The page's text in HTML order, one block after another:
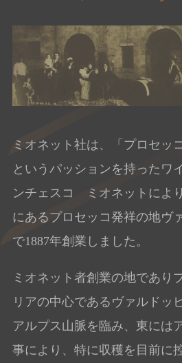
ミオネット社は、「プロセッ
というパッションを持ったワ
ンチェスコ ミオネットによ
にあるプロセッコ発祥の地ヴ
で1887年創業しました。
ミオネット者創業の地であり
リアの中心であるヴァルドッ
アルプス山脈を臨み、東には
事により、特に収穫を目前に